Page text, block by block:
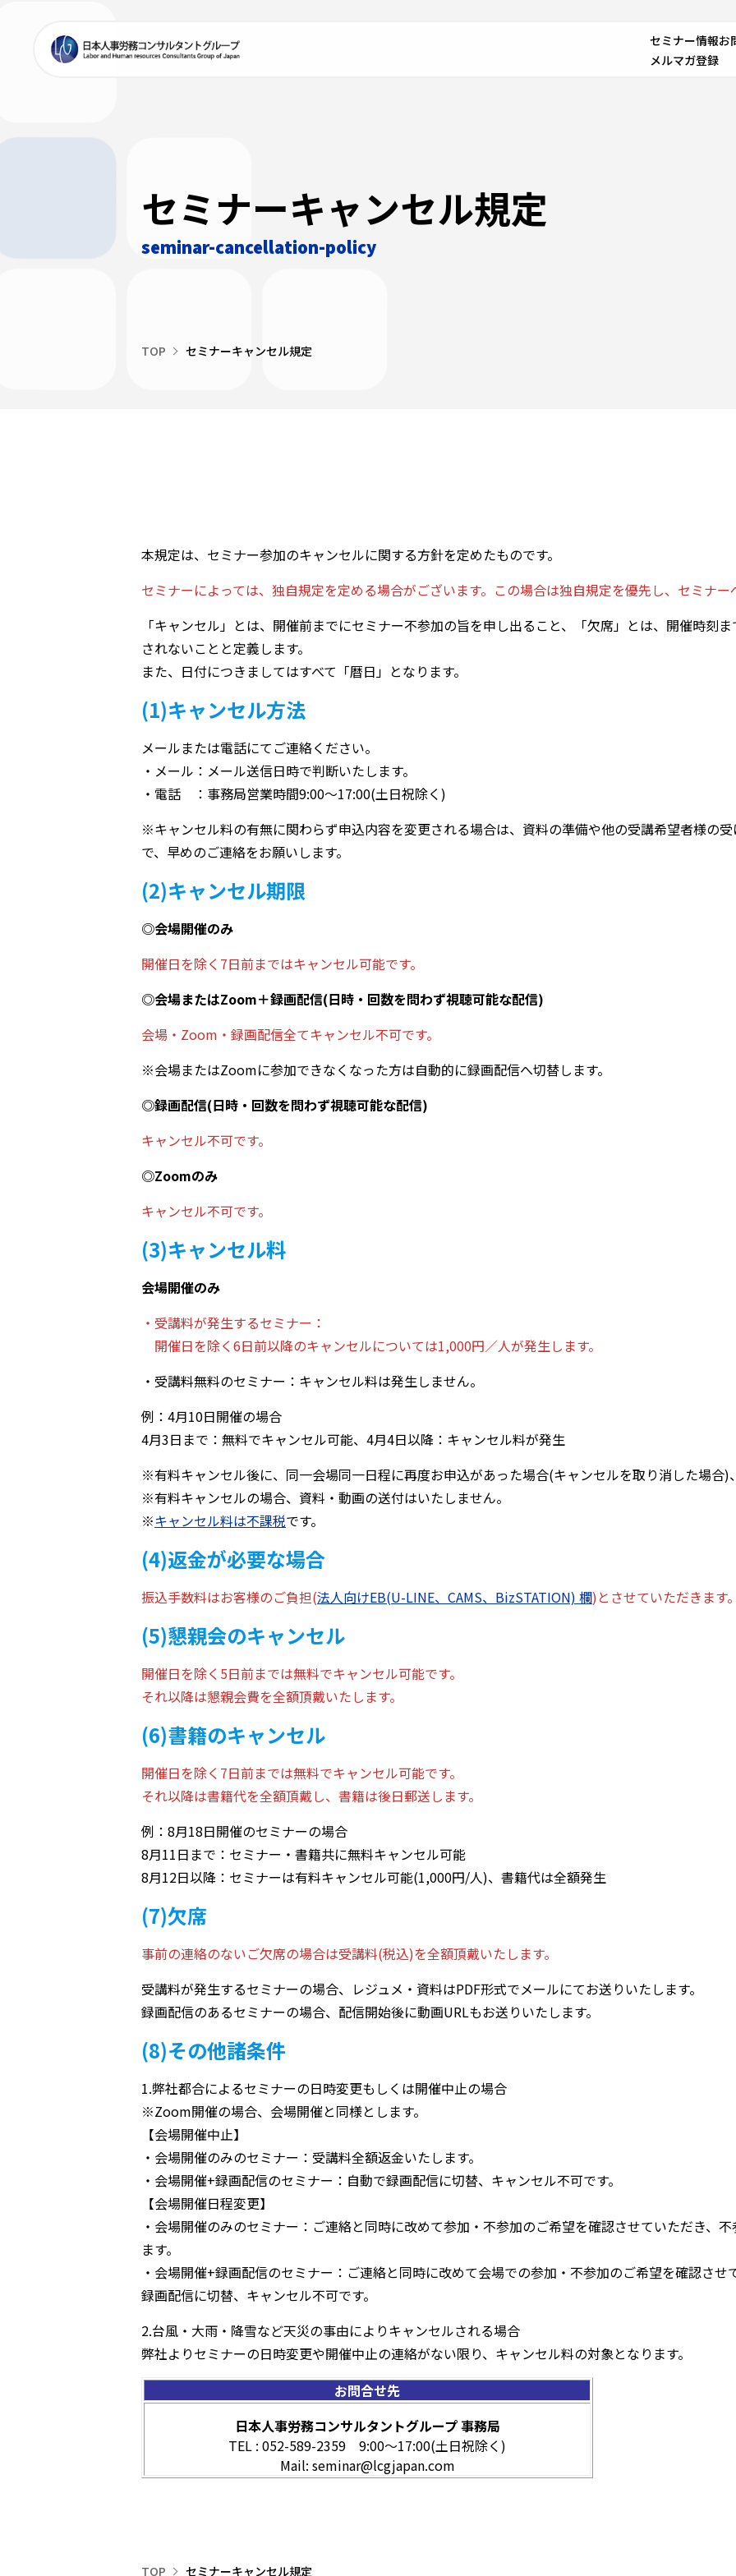
セミナー情報お
メルマガ登録
セミナーキャンセル規定
seminar-cancellation-policy
TOP セミナーキャンセル規定
本規定は、セミナー参加のキャンセルに関する方針を定めたものです。
セミナーによっては、独自規定を定める場合がございます。この場合は独自規定を優先し、セミナー
「キャンセル」とは、開催前までにセミナー不参加の旨を申し出ること、「欠席」とは、開催時刻
されないことと定義します。
また、日付につきましてはすべて「暦日」となります。
(1)キャンセル方法
メールまたは電話にてご連絡ください。
・メール：メール送信日時で判断いたします。
・電話 ：事務局営業時間9:00～17:00(土日祝除く)
※キャンセル料の有無に関わらず申込内容を変更される場合は、資料の準備や他の受講希望者様の
で、早めのご連絡をお願いします。
(2)キャンセル期限
◎会場開催のみ
開催日を除く7日前まではキャンセル可能です。
◎会場またはZoom＋録画配信(日時・回数を問わず視聴可能な配信)
会場・Zoom・録画配信全てキャンセル不可です。
※会場またはZoomに参加できなくなった方は自動的に録画配信へ切替します。
◎録画配信(日時・回数を問わず視聴可能な配信)
キャンセル不可です。
◎Zoomのみ
キャンセル不可です。
(3)キャンセル料
会場開催のみ
・受講料が発生するセミナー：
開催日を除く6日前以降のキャンセルについては1,000円／人が発生します。
・受講料無料のセミナー：キャンセル料は発生しません。
例：4月10日開催の場合
4月3日まで：無料でキャンセル可能、4月4日以降：キャンセル料が発生
※有料キャンセル後に、同一会場同一日程に再度お申込があった場合(キャンセルを取り消した場合)
※有料キャンセルの場合、資料・動画の送付はいたしません。
※キャンセル料は不課税です。
(4)返金が必要な場合
振込手数料はお客様のご負担(法人向けEB(U-LINE、CAMS、BizSTATION) 欄)とさせていただきます。
(5)懇親会のキャンセル
開催日を除く5日前までは無料でキャンセル可能です。
それ以降は懇親会費を全額頂戴いたします。
(6)書籍のキャンセル
開催日を除く7日前までは無料でキャンセル可能です。
それ以降は書籍代を全額頂戴し、書籍は後日郵送します。
例：8月18日開催のセミナーの場合
8月11日まで：セミナー・書籍共に無料キャンセル可能
8月12日以降：セミナーは有料キャンセル可能(1,000円/人)、書籍代は全額発生
(7)欠席
事前の連絡のないご欠席の場合は受講料(税込)を全額頂戴いたします。
受講料が発生するセミナーの場合、レジュメ・資料はPDF形式でメールにてお送りいたします。
録画配信のあるセミナーの場合、配信開始後に動画URLもお送りいたします。
(8)その他諸条件
1.弊社都合によるセミナーの日時変更もしくは開催中止の場合
※Zoom開催の場合、会場開催と同様とします。
【会場開催中止】
・会場開催のみのセミナー：受講料全額返金いたします。
・会場開催+録画配信のセミナー：自動で録画配信に切替、キャンセル不可です。
【会場開催日程変更】
・会場開催のみのセミナー：ご連絡と同時に改めて参加・不参加のご希望を確認させていただき、
ます。
・会場開催+録画配信のセミナー：ご連絡と同時に改めて会場での参加・不参加のご希望を確認さ
録画配信に切替、キャンセル不可です。
2.台風・大雨・降雪など天災の事由によりキャンセルされる場合
弊社よりセミナーの日時変更や開催中止の連絡がない限り、キャンセル料の対象となります。
お問合せ先
日本人事労務コンサルタントグループ 事務局
TEL : 052-589-2359 9:00～17:00(土日祝除く)
Mail: seminar@lcgjapan.com
TOP セミナーキャンセル規定